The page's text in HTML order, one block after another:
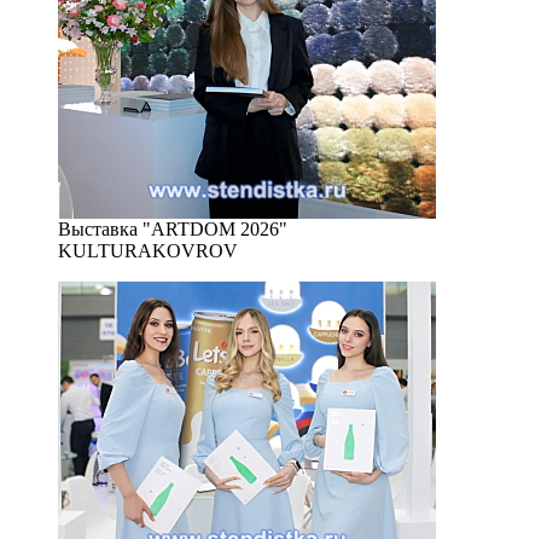
Выставка "ARTDOM 2026"
KULTURAKOVROV